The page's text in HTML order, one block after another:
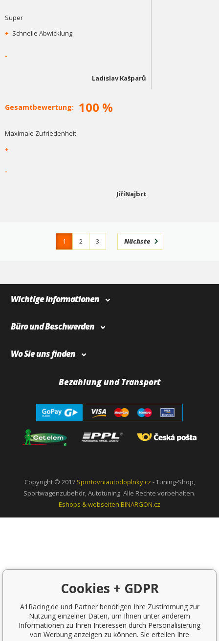
Super
+ Schnelle Abwicklung
-
Ladislav Kašparů
Gesamtbewertung: 100 %
Maximale Zufriedenheit
+
-
JiříNajbrt
1 2
3
Nächste
Wichtige Informationen
Büro und Beschwerden
Wo Sie uns finden
Bezahlung und Transport
Copyright © 2017 Sportovniautodoplnky.cz - Tuning-Shop,
Sportwagenzubehör, Autotuning. Alle Rechte vorbehalten.
Eshops & webseiten BINARGON.cz
Cookies + GDPR
A1Racing.de und Partner benötigen Ihre Zustimmung zur
Nutzung einzelner Daten, um Ihnen unter anderem
Informationen zu Ihren Interessen durch Personalisierung
von Werbung anzeigen zu können. Sie erteilen Ihre